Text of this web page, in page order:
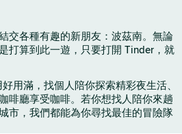
交各種有趣的新朋友：波茲南。無論
打算到此一遊，只要打開 Tinder，就
用滿，找個人陪你探索精彩夜生活、
啡廳享受咖啡。若你想找人陪你來趟
市，我們都能為你尋找最佳的冒險隊